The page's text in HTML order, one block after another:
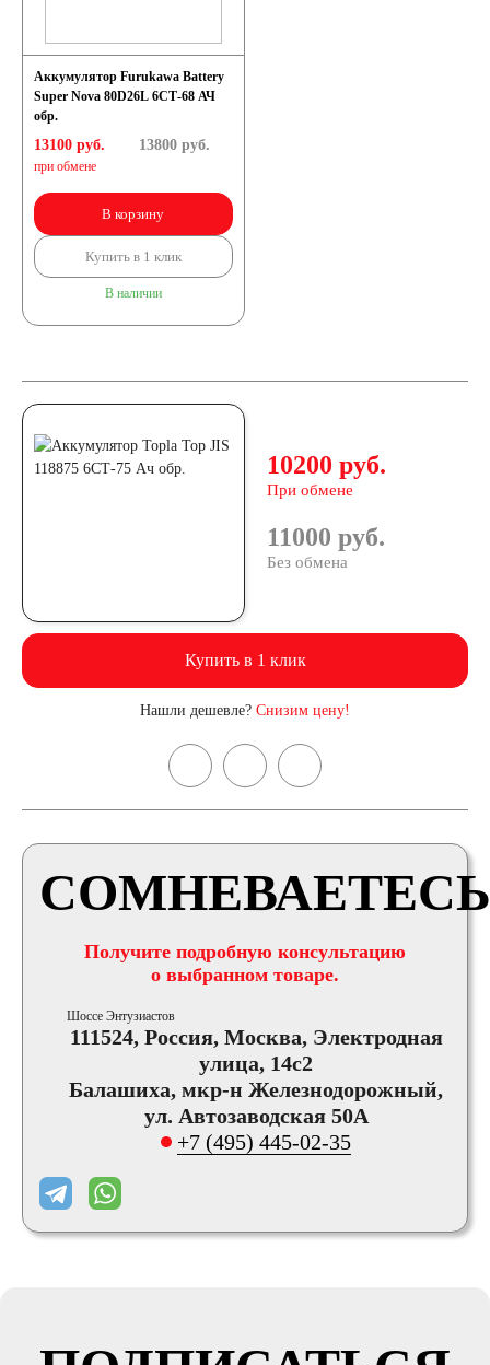
Аккумулятор Furukawa Battery
Super Nova 80D26L 6СТ-68 АЧ
обр.
13100 руб.
при обмене
13800руб.
В корзину
Купить в 1 клик
В наличии
10200 руб.
При обмене
11000 руб.
Без обмена
Купить в 1 клик
Нашли дешевле? Снизим цену!
Получите подробную консультацию
о выбранном товаре.
Шоссе Энтузиастов
111524, Россия, Москва, Электродная
улица, 14с2
Балашиха, мкр-н Железнодорожный,
ул. Автозаводская 50А
+7 (495) 445-02-35